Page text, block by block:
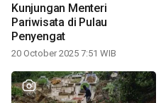
Kunjungan Menteri
Pariwisata di Pulau
Penyengat
20 October 2025 7:51 WIB